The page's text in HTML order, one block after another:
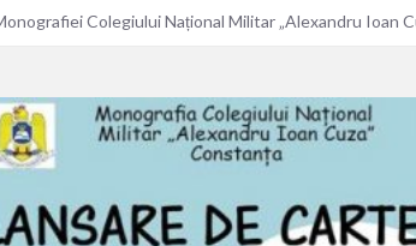
Colegiului Național Militar „Alexandru Ioan